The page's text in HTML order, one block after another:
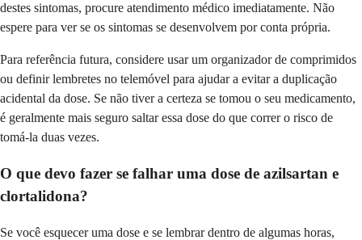
destes sintomas, procure atendimento médico imediatamente. Não
espere para ver se os sintomas se desenvolvem por conta própria.
Para referência futura, considere usar um organizador de comprimidos
ou definir lembretes no telemóvel para ajudar a evitar a duplicação
acidental da dose. Se não tiver a certeza se tomou o seu medicamento,
é geralmente mais seguro saltar essa dose do que correr o risco de
tomá-la duas vezes.
O que devo fazer se falhar uma dose de azilsartan e
clortalidona?
Se você esquecer uma dose e se lembrar dentro de algumas horas,